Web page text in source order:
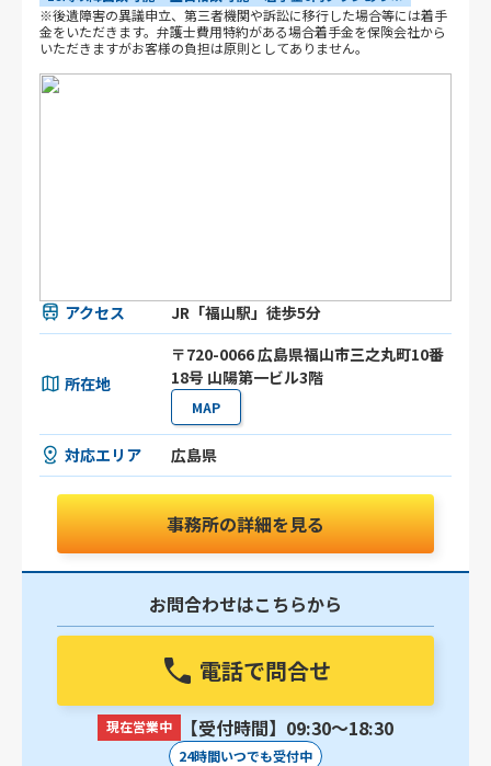
※後遺障害の異議申立、第三者機関や訴訟に移行した場合等には着手
金をいただきます。弁護士費用特約がある場合着手金を保険会社から
いただきますがお客様の負担は原則としてありません。
アクセス JR「福山駅」徒歩5分
所在地
〒720-0066 広島県福山市三之丸町10番
18号 山陽第一ビル3階
MAP
対応エリア 広島県
事務所の詳細を見る
お問合わせはこちらから
電話で問合せ
現在営業中 【受付時間】09:30〜18:30
24時間いつでも受付中